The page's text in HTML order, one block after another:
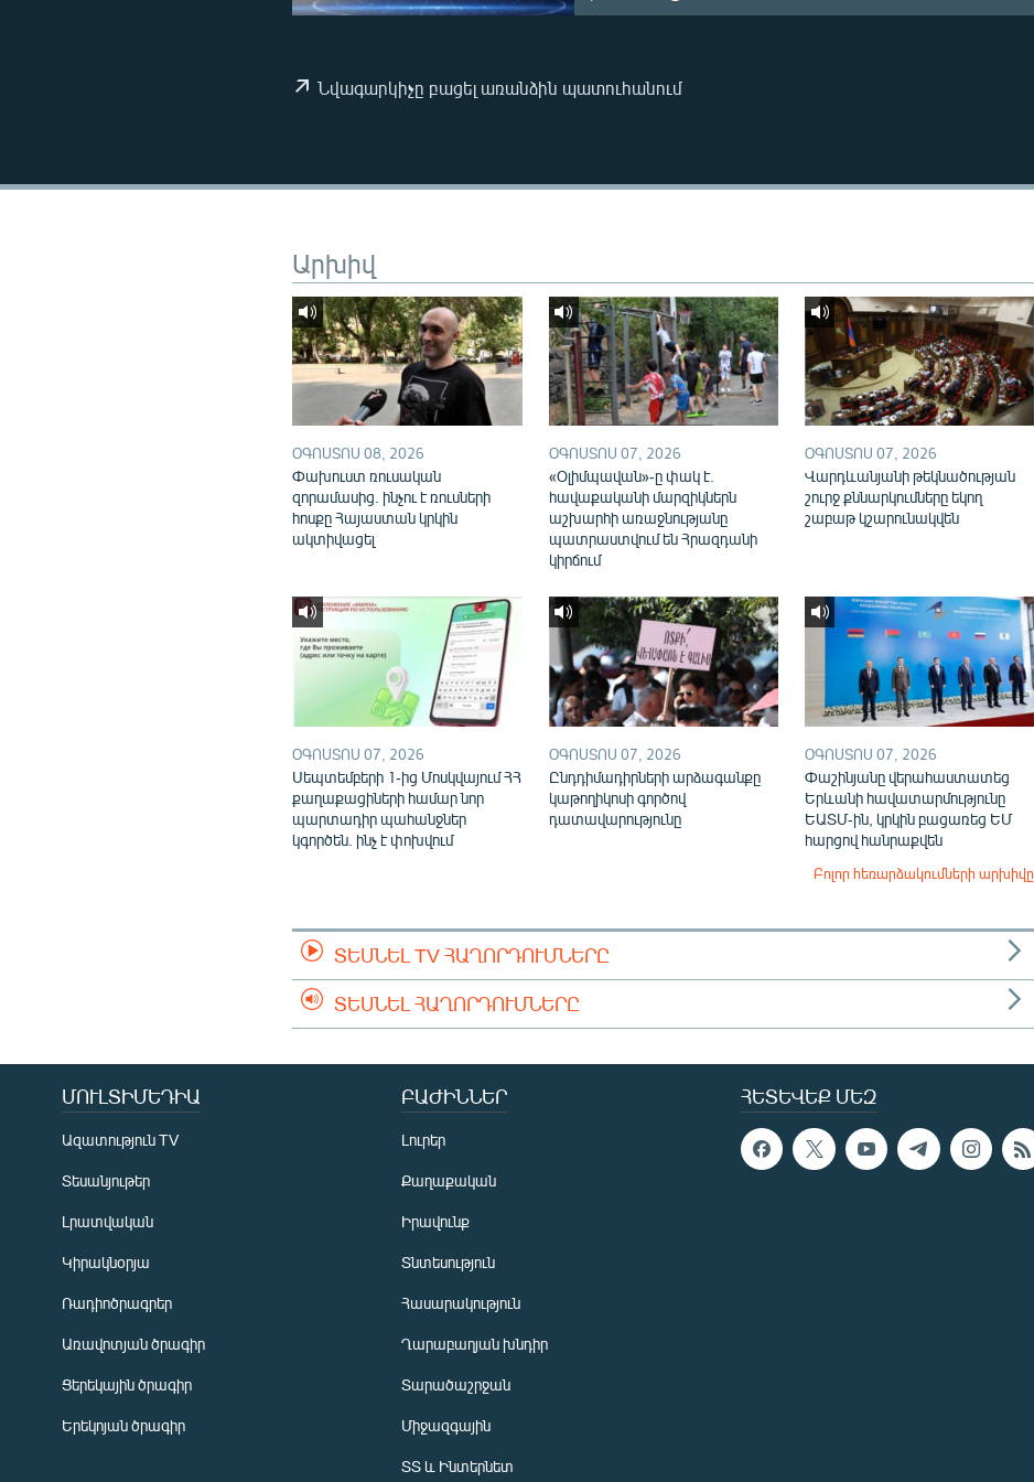
Նվագարկիչը բացել առանձին պատուհանում
Արխիվ
ՕԳՈՍՏՈՍ 08, 2026
Փախուստ ռուսական
զորամասից. ինչու է ռուսների
հոսքը Հայաստան կրկին
ակտիվացել
ՕԳՈՍՏՈՍ 07, 2026
«Օլիմպավան»-ը փակ է.
հավաքականի մարզիկներն
աշխարհի առաջնությանը
պատրաստվում են Հրազդանի
կիրճում
ՕԳՈՍՏՈՍ 07, 2026
Վարդևանյանի թեկնածության
շուրջ քննարկումները եկող
շաբաթ կշարունակվեն
ՕԳՈՍՏՈՍ 07, 2026
Սեպտեմբերի 1-ից Մոսկվայում ՀՀ
քաղաքացիների համար նոր
պարտադիր պահանջներ
կգործեն. ինչ է փոխվում
ՕԳՈՍՏՈՍ 07, 2026
Ընդդիմադիրների արձագանքը
կաթողիկոսի գործով
դատավարությունը
ՕԳՈՍՏՈՍ 07, 2026
Փաշինյանը վերահաստատեց
Երևանի հավատարմությունը
ԵԱՏՄ-ին, կրկին բացառեց ԵՄ
հարցով հանրաքվեն
Բոլոր հեռարձակումների արխիվը
ՏԵՍՆԵԼ TV ՀԱՂՈՐԴՈՒՄՆԵՐԸ
ՏԵՍՆԵԼ ՀԱՂՈՐԴՈՒՄՆԵՐԸ
ՀԵՏԵՎԵՔ ՄԵԶ
ՄՈՒԼՏԻՄԵԴԻԱ
Ազատություն TV
Տեսանյութեր
Լրատվական
Կիրակնօրյա
Ռադիոծրագրեր
Առավոտյան ծրագիր
Ցերեկային ծրագիր
Երեկոյան ծրագիր
ԲԱԺԻՆՆԵՐ
Լուրեր
Քաղաքական
Իրավունք
Տնտեսություն
Հասարակություն
Ղարաբաղյան խնդիր
Տարածաշրջան
Միջազգային
ՏՏ և Ինտերնետ